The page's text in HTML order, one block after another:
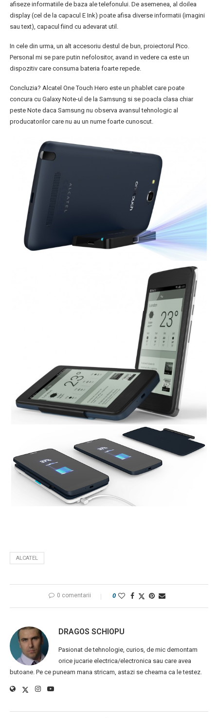
afiseze informatiile de baza ale telefonului. De asemenea, al doilea
display (cel de la capacul E Ink) poate afisa diverse informatii (imagini
sau text), capacul fiind cu adevarat util.
In cele din urma, un alt accesoriu destul de bun, proiectorul Pico.
Personal mi se pare putin nefolositor, avand in vedere ca este un
dispozitiv care consuma bateria foarte repede.
Concluzia? Alcatel One Touch Hero este un phablet care poate
concura cu Galaxy Note-ul de la Samsung si se poacla clasa chiar
peste Note daca Samsung nu observa avansul tehnologic al
producatorilor care nu au un nume foarte cunoscut.
ALCATEL
0 comentarii 0
DRAGOS SCHIOPU
Pasionat de tehnologie, curios, de mic demontam
orice jucarie electrica/electronica sau care avea
butoane. Pe ce puneam mana stricam, astazi se cheama ca le testez.